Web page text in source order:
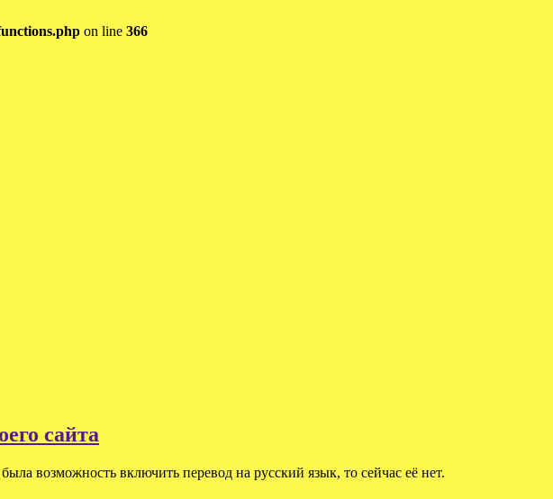
on line 366
сайта
возможность включить перевод на русский язык, то сейчас её нет.